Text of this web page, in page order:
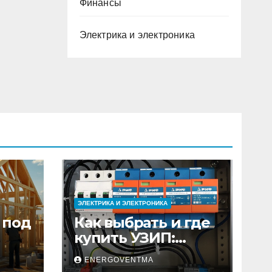
Финансы
Электрика и электроника
под
ЭЛЕКТРИКА И ЭЛЕКТРОНИКА
Как выбрать и где
купить УЗИП:
особенности
устройств защиты
ENERGOVENTMA